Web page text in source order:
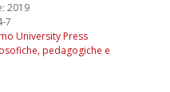
2019
7
University Press
pedagogiche e